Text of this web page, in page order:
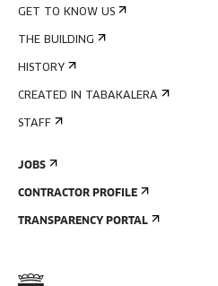
GET TO KNOW US
THE BUILDING
HISTORY
CREATED IN TABAKALERA
STAFF
JOBS
CONTRACTOR PROFILE
TRANSPARENCY PORTAL